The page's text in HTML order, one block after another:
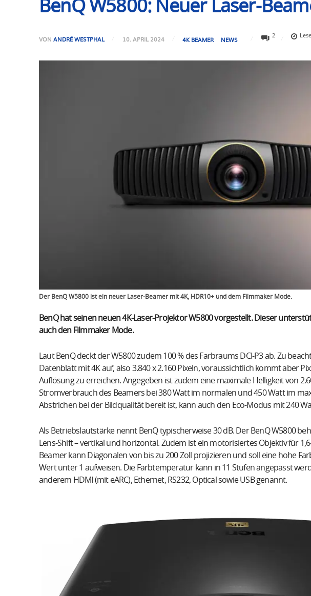
BenQ W5800: Neuer Laser-
VON ANDRÉ WESTPHAL 10. APRIL 2024 4K BEAMER NEWS
2
Der BenQ W5800 ist ein neuer Laser-Beamer mit 4K, HDR10+ und dem Filmmaker Mode.
BenQ hat seinen neuen 4K-Laser-Projektor W5800 vorgestellt. Dieser
auch den Filmmaker Mode.
Laut BenQ deckt der W5800 zudem 100 % des Farbraums DCI-P3 ab. Zu
Datenblatt mit 4K auf, also 3.840 x 2.160 Pixeln, voraussichtlich kommt aber
Auflösung zu erreichen. Angegeben ist zudem eine maximale Helligkeit von
Stromverbrauch des Beamers bei 380 Watt im normalen und 450 Watt im
Abstrichen bei der Bildqualität bereit ist, kann auch den Eco-Modus mit 240
Als Betriebslautstärke nennt BenQ typischerweise 30 dB. Der BenQ W5800
Lens-Shift – vertikal und horizontal. Zudem ist ein motorisiertes Objektiv für
Beamer kann Diagonalen von bis zu 200 Zoll projizieren und soll eine hohe
Wert unter 1 aufweisen. Die Farbtemperatur kann in 11 Stufen angepasst
anderem HDMI (mit eARC), Ethernet, RS232, Optical sowie USB genannt.